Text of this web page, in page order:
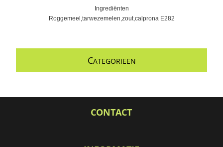
Ingrediënten
Roggemeel,tarwezemelen,zout,calprona E282
CATEGORIEEN
CONTACT